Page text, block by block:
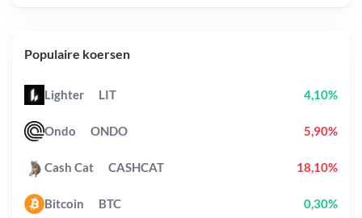
Populaire koersen
Lighter LIT 4,10%
Ondo ONDO 5,90%
Cash Cat CASHCAT 18,10%
Bitcoin BTC 0,30%